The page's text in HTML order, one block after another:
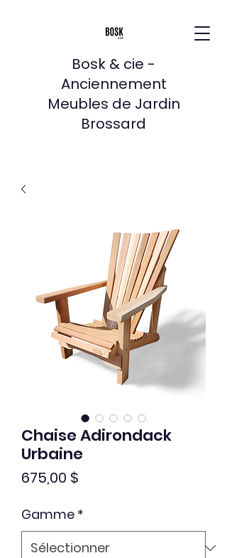
Bosk & cie -
Anciennement
Meubles de Jardin
Brossard
Chaise Adirondack
Urbaine
675,00 $
Gamme *